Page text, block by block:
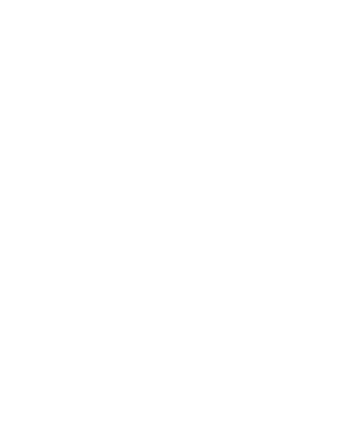
Paulo